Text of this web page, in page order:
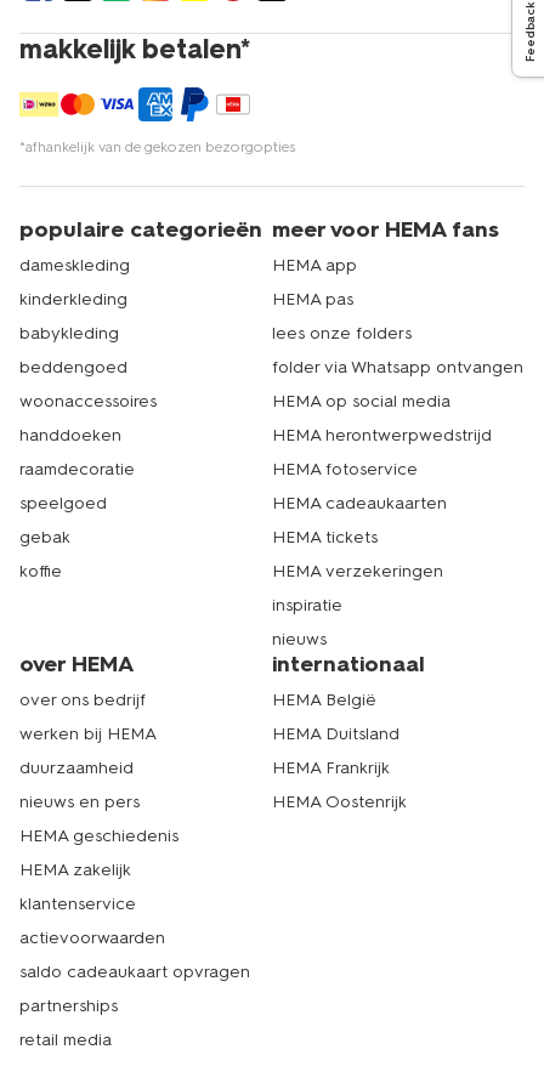
makkelijk betalen*
*afhankelijk van de gekozen bezorgopties
populaire categorieën
dameskleding
kinderkleding
babykleding
beddengoed
woonaccessoires
handdoeken
raamdecoratie
speelgoed
gebak
koffie
meer voor HEMA fans
HEMA app
HEMA pas
lees onze folders
folder via Whatsapp ontvangen
HEMA op social media
HEMA herontwerpwedstrijd
HEMA fotoservice
HEMA cadeaukaarten
HEMA tickets
HEMA verzekeringen
inspiratie
nieuws
over HEMA
over ons bedrijf
werken bij HEMA
duurzaamheid
nieuws en pers
HEMA geschiedenis
HEMA zakelijk
klantenservice
actievoorwaarden
saldo cadeaukaart opvragen
partnerships
retail media
internationaal
HEMA België
HEMA Duitsland
HEMA Frankrijk
HEMA Oostenrijk
Feedback